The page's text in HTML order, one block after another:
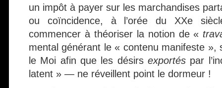
un impôt à payer sur les marchandises
ou coïncidence, à l’orée du XXe
commencer à théoriser la notion de «
mental générant le « contenu manifeste
le Moi afin que les désirs exportés par
latent » — ne réveillent point le dormeur !